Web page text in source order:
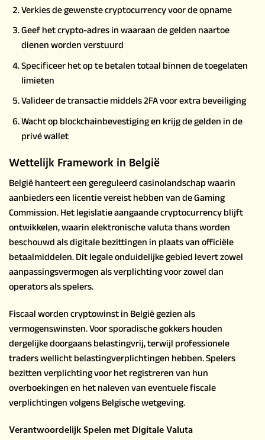
Verkies de gewenste cryptocurrency voor de opname
Geef het crypto-adres in waaraan de gelden naartoe
dienen worden verstuurd
Specificeer het op te betalen totaal binnen de toegelaten
limieten
Valideer de transactie middels 2FA voor extra beveiliging
Wacht op blockchainbevestiging en krijg de gelden in de
privé wallet
Wettelijk Framework in België
België hanteert een gereguleerd casinolandschap waarin
aanbieders een licentie vereist hebben van de Gaming
Commission. Het legislatie aangaande cryptocurrency blijft
ontwikkelen, waarin elektronische valuta thans worden
beschouwd als digitale bezittingen in plaats van officiële
betaalmiddelen. Dit legale onduidelijke gebied levert zowel
aanpassingsvermogen als verplichting voor zowel dan
operators als spelers.
Fiscaal worden cryptowinst in België gezien als
vermogenswinsten. Voor sporadische gokkers houden
dergelijke doorgaans belastingvrij, terwijl professionele
traders wellicht belastingverplichtingen hebben. Spelers
bezitten verplichting voor het registreren van hun
overboekingen en het naleven van eventuele fiscale
verplichtingen volgens Belgische wetgeving.
Verantwoordelijk Spelen met Digitale Valuta